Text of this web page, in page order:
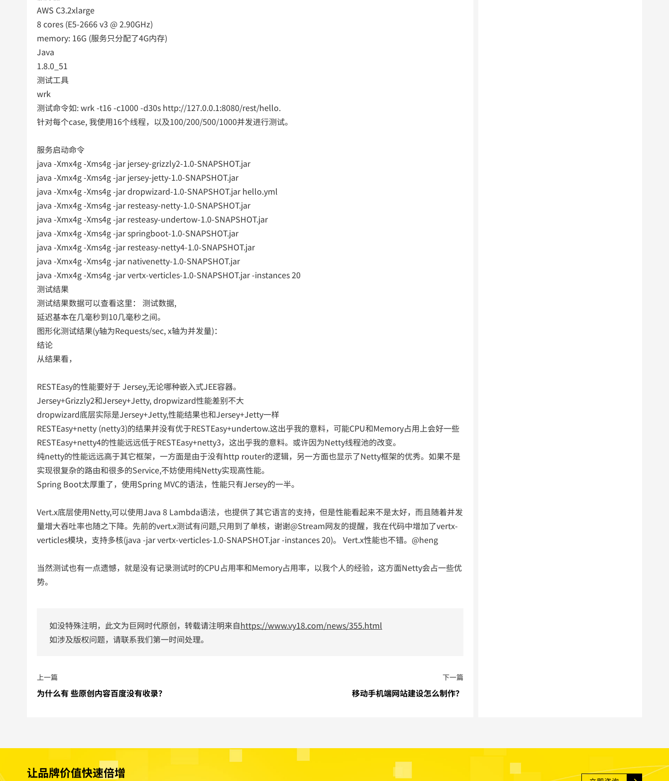
AWS C3.2xlarge
8 cores (E5-2666 v3 @ 2.90GHz)
memory: 16G (服务只分配了4G内存)
Java
1.8.0_51
测试工具
wrk
测试命令如: wrk -t16 -c1000 -d30s http://127.0.0.1:8080/rest/hello.
针对每个case, 我使用16个线程，以及100/200/500/1000并发进行测试。
服务启动命令
java -Xmx4g -Xms4g -jar jersey-grizzly2-1.0-SNAPSHOT.jar
java -Xmx4g -Xms4g -jar jersey-jetty-1.0-SNAPSHOT.jar
java -Xmx4g -Xms4g -jar dropwizard-1.0-SNAPSHOT.jar hello.yml
java -Xmx4g -Xms4g -jar resteasy-netty-1.0-SNAPSHOT.jar
java -Xmx4g -Xms4g -jar resteasy-undertow-1.0-SNAPSHOT.jar
java -Xmx4g -Xms4g -jar springboot-1.0-SNAPSHOT.jar
java -Xmx4g -Xms4g -jar resteasy-netty4-1.0-SNAPSHOT.jar
java -Xmx4g -Xms4g -jar nativenetty-1.0-SNAPSHOT.jar
java -Xmx4g -Xms4g -jar vertx-verticles-1.0-SNAPSHOT.jar -instances 20
测试结果
测试结果数据可以查看这里： 测试数据,
延迟基本在几毫秒到10几毫秒之间。
图形化测试结果(y轴为Requests/sec, x轴为并发量)：
结论
从结果看，
RESTEasy的性能要好于 Jersey,无论哪种嵌入式JEE容器。
Jersey+Grizzly2和Jersey+Jetty, dropwizard性能差别不大
dropwizard底层实际是Jersey+Jetty,性能结果也和Jersey+Jetty一样
RESTEasy+netty (netty3)的结果并没有优于RESTEasy+undertow.这出乎我的意料，可能CPU和Memory占用上会好一些
RESTEasy+netty4的性能远远低于RESTEasy+netty3，这出乎我的意料。或许因为Netty线程池的改变。
纯netty的性能远远高于其它框架，一方面是由于没有http router的逻辑，另一方面也显示了Netty框架的优秀。如果不是
实现很复杂的路由和很多的Service,不妨使用纯Netty实现高性能。
Spring Boot太厚重了，使用Spring MVC的语法，性能只有Jersey的一半。
Vert.x底层使用Netty,可以使用Java 8 Lambda语法，也提供了其它语言的支持，但是性能看起来不是太好，而且随着并发
量增大吞吐率也随之下降。先前的vert.x测试有问题,只用到了单核，谢谢@Stream网友的提醒，我在代码中增加了vertx-
verticles模块，支持多核(java -jar vertx-verticles-1.0-SNAPSHOT.jar -instances 20)。 Vert.x性能也不错。@heng
当然测试也有一点遗憾，就是没有记录测试时的CPU占用率和Memory占用率，以我个人的经验，这方面Netty会占一些优
势。
如没特殊注明，此文为巨网时代原创，转载请注明来自https://www.vy18.com/news/355.html
如涉及版权问题，请联系我们第一时间处理。
上一篇
为什么有 些原创内容百度没有收录？
下一篇
移动手机端网站建设怎么制作？
让品牌价值快速倍增